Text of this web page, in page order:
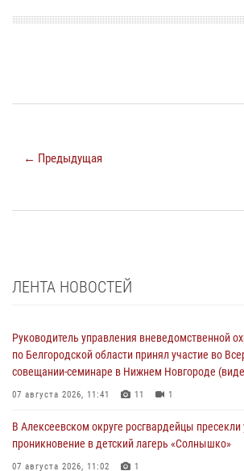
← Предыдущая
ЛЕНТА НОВОСТЕЙ
Руководитель управления вневедомственной
по Белгородской области принял участие во
совещании-семинаре в Нижнем Новгороде
07 августа 2026, 11:41 11 1
В Алексеевском округе росгвардейцы пресекли
проникновение в детский лагерь «Солнышко»
07 августа 2026, 11:02 1